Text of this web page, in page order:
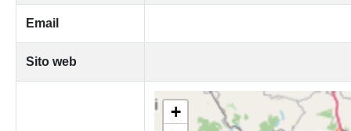
Email
Sito web
+